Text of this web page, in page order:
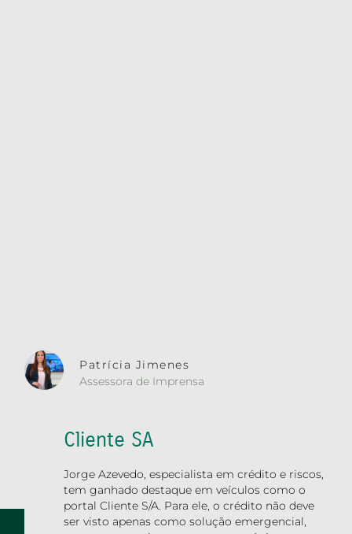
Patrícia Jimenes
Assessora de Imprensa
Cliente SA
Jorge Azevedo, especialista em crédito e riscos,
tem ganhado destaque em veículos como o
portal Cliente S/A. Para ele, o crédito não deve
ser visto apenas como solução emergencial,